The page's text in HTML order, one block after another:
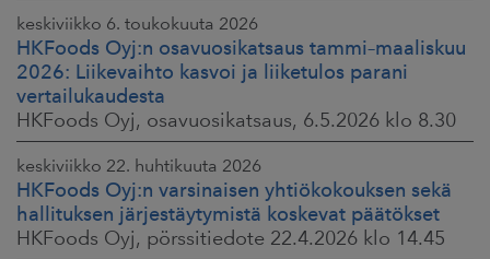
keskiviikko 6. toukokuuta 2026
HKFoods Oyj:n osavuosikatsaus tammi–maaliskuu
2026: Liikevaihto kasvoi ja liiketulos parani
vertailukaudesta
HKFoods Oyj, osavuosikatsaus, 6.5.2026 klo 8.30
keskiviikko 22. huhtikuuta 2026
HKFoods Oyj:n varsinaisen yhtiökokouksen sekä
hallituksen järjestäytymistä koskevat päätökset
HKFoods Oyj, pörssitiedote 22.4.2026 klo 14.45